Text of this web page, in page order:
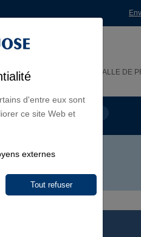
d'entre eux sont
ce site Web et
externes
INNOVATION SALLE DE
NOM DU PROJET